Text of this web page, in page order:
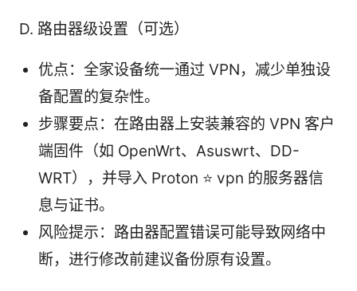
D. 路由器级设置（可选）
优点：全家设备统一通过 VPN，减少单独设
备配置的复杂性。
步骤要点：在路由器上安装兼容的 VPN 客户
端固件（如 OpenWrt、Asuswrt、DD-
WRT），并导入 Proton ⭐ vpn 的服务器信
息与证书。
风险提示：路由器配置错误可能导致网络中
断，进行修改前建议备份原有设置。